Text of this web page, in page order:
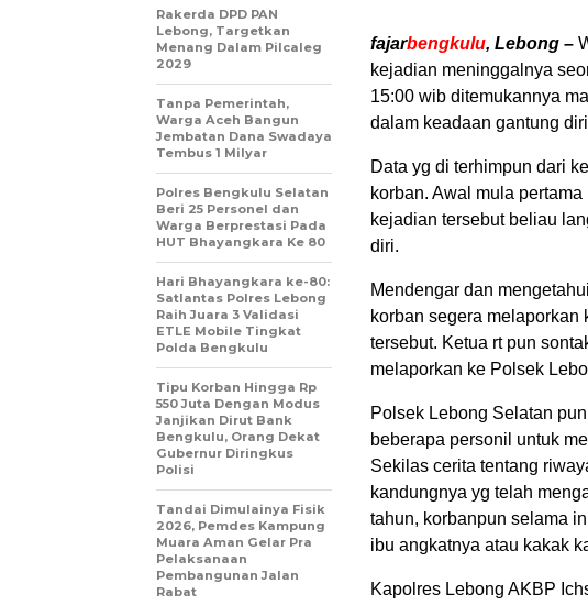
fajarbengkulu, Lebong –
kejadian meninggalnya
15:00 wib ditemukannya
dalam keadaan gantung
Data yg di terhimpun dari
korban. Awal mula
kejadian tersebut beliau
diri.
Mendengar dan
korban segera melaporkan
tersebut. Ketua rt pun
melaporkan ke Polsek
Polsek Lebong Selatan
beberapa personil untuk
Sekilas cerita tentang
kandungnya yg telah
tahun, korbanpun selama
ibu angkatnya atau kakak
Kapolres Lebong AKBP
Rakerda DPD PAN
Lebong, Targetkan
Menang Dalam Pilcaleg
2029
Tanpa Pemerintah,
Warga Aceh Bangun
Jembatan Dana Swadaya
Tembus 1 Milyar
Polres Bengkulu Selatan
Beri 25 Personel dan
Warga Berprestasi Pada
HUT Bhayangkara Ke 80
Hari Bhayangkara ke-80:
Satlantas Polres Lebong
Raih Juara 3 Validasi
ETLE Mobile Tingkat
Polda Bengkulu
Tipu Korban Hingga Rp
550 Juta Dengan Modus
Janjikan Dirut Bank
Bengkulu, Orang Dekat
Gubernur Diringkus
Polisi
Tandai Dimulainya Fisik
2026, Pemdes Kampung
Muara Aman Gelar Pra
Pelaksanaan
Pembangunan Jalan
Rabat